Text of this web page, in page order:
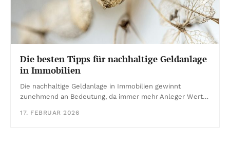
Die besten Tipps für nachhaltige Geldanlage
in Immobilien
Die nachhaltige Geldanlage in Immobilien gewinnt
zunehmend an Bedeutung, da immer mehr Anleger Wert…
17. FEBRUAR 2026